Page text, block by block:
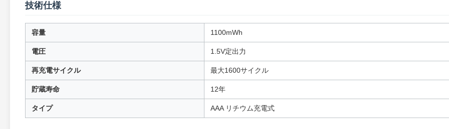
技術仕様
容量 1100mWh
電圧 1.5V定出力
再充電サイクル 最大1600サイクル
貯蔵寿命 12年
タイプ AAA リチウム充電式